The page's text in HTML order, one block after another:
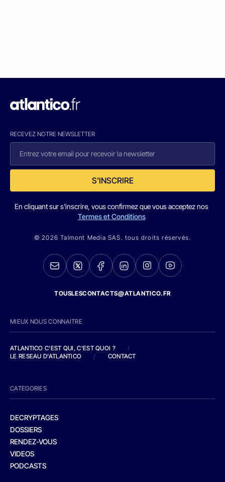
RECEVEZ NOTRE NEWSLETTER
S'INSCRIRE
En cliquant sur s'inscrire, vous confirmez que vous acceptez nos
Termes et Conditions
© 2026 Talmont Media SAS. tous droits réservés.
TOUSLESCONTACTS@ATLANTICO.FR
MIEUX NOUS CONNAITRE
ATLANTICO C'EST QUI, C'EST QUOI ?
/
LE RESEAU D'ATLANTICO
/ CONTACT
CATEGORIES
DECRYPTAGES
DOSSIERS
RENDEZ-VOUS
VIDEOS
PODCASTS